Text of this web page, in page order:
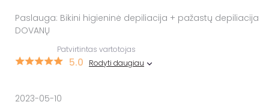
Paslauga: Bikini higieninė depiliacija + pažastų depiliacija
DOVANŲ
Patvirtintas vartotojas
5.0 Rodyti daugiau
2023-05-10